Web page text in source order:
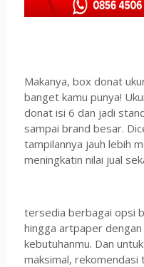
Makanya, box donat
banget kamu punya!
donat isi 6 dan jadi
sampai brand besar.
tampilannya jauh lebih
meningkatin nilai jual
tersedia berbagai opsi
hingga artpaper
kebutuhanmu. Dan
maksimal, rekomendasi